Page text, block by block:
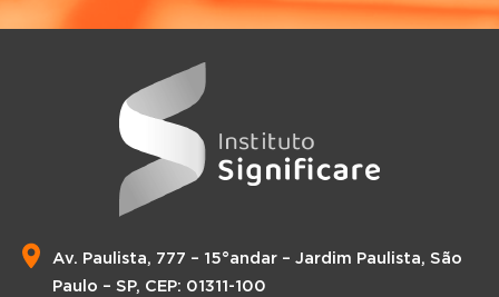
Av. Paulista, 777 – 15°andar – Jardim Paulista, São
Paulo – SP, CEP: 01311-100